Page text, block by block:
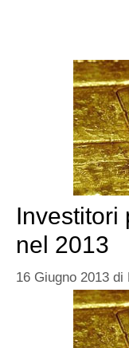
Investitori
nel 2013
16 Giugno 2013 di